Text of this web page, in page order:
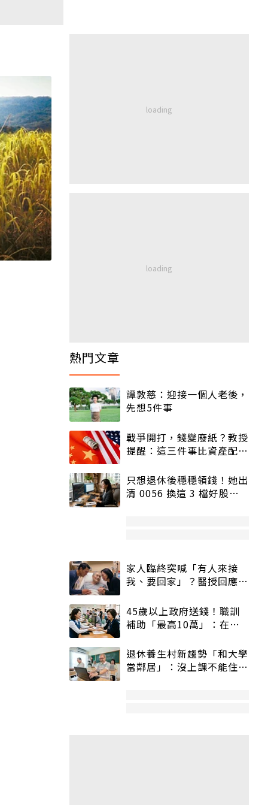
熱門文章
譚敦慈：迎接一個人老後，
先想5件事
戰爭開打，錢變廢紙？教授
提醒：這三件事比資產配置
只想退休後穩穩領錢！她出
清 0056 換這 3 檔好股：
家人臨終突喊「有人來接
我、要回家」？醫授回應方
45歲以上政府送錢！職訓
補助「最高10萬」：在
退休養生村新趨勢「和大學
當鄰居」：沒上課不能住、